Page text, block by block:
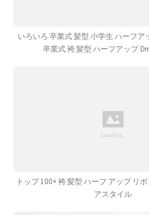
いろいろ 卒業式 髪型 小学生 ハーフア
卒業式 袴 髪型 ハーフアップ
トップ 100+ 袴 髪型 ハーフ アップ リ
アスタイル